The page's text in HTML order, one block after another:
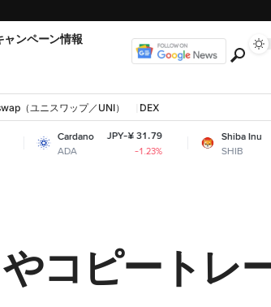
ャンペーン情報
（ユニスワップ／UNI） DEX
JPY-¥ 31.79
-1.23%
Shiba Inu
SHIB
JPY-¥
コピートレ